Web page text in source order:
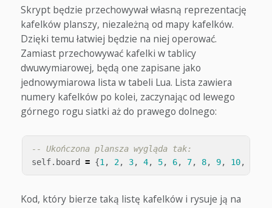
Skrypt będzie przechowywał własną reprezentację
kafelków planszy, niezależną od mapy kafelków.
Dzięki temu łatwiej będzie na niej operować.
Zamiast przechowywać kafelki w tablicy
dwuwymiarowej, będą one zapisane jako
jednowymiarowa lista w tabeli Lua. Lista zawiera
numery kafelków po kolei, zaczynając od lewego
górnego rogu siatki aż do prawego dolnego:
-- Ukończona plansza wygląda tak:
self. board = {1 , 2, 3, 4, 5, 6, 7, 8, 9, 10,
Kod, który bierze taką listę kafelków i rysuje ją na